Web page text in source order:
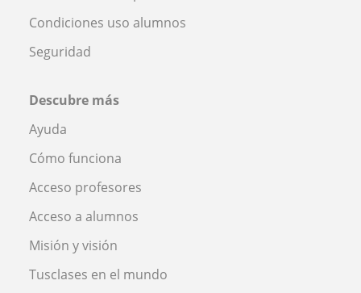
Condiciones uso alumnos
Seguridad
Descubre más
Ayuda
Cómo funciona
Acceso profesores
Acceso a alumnos
Misión y visión
Tusclases en el mundo